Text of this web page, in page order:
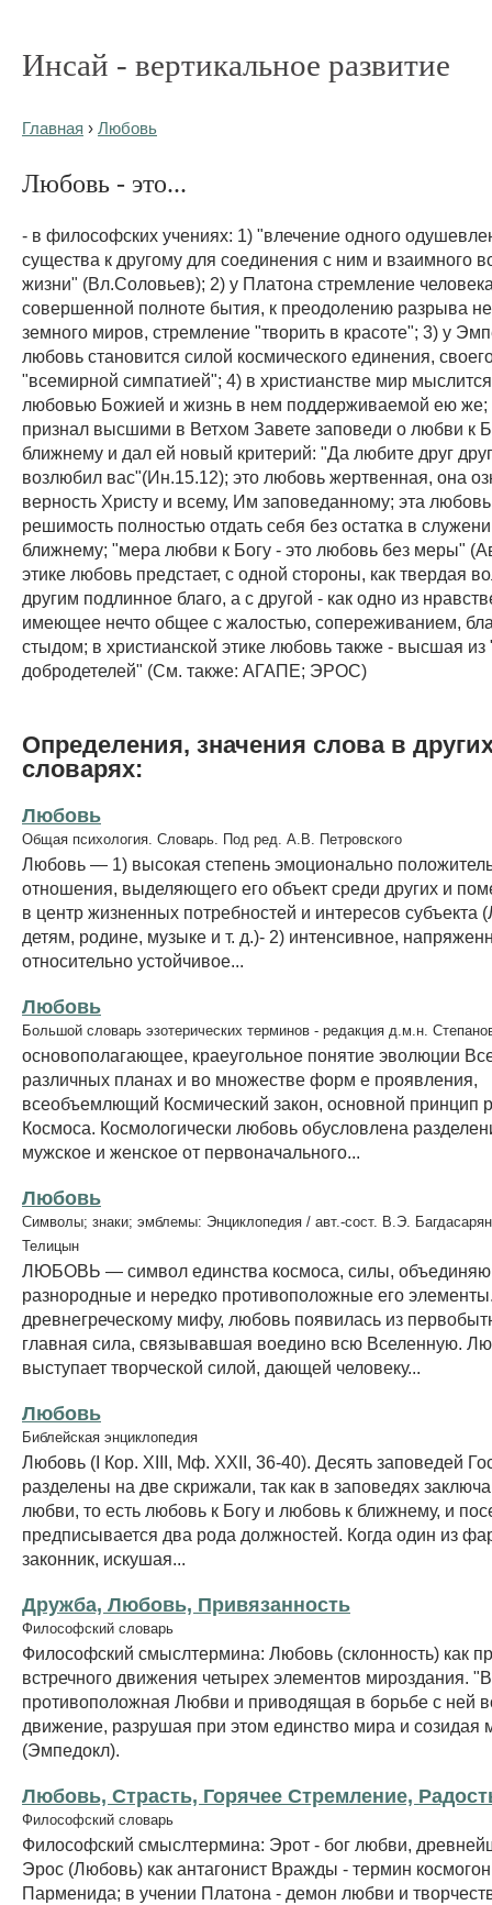
Инсай - вертикальное развитие
Главная › Любовь
Любовь - это...
- в философских учениях: 1) "влечение одного
существа к другому для соединения с ним и взаимного
жизни" (Вл.Соловьев); 2) у Платона стремление
совершенной полноте бытия, к преодолению разрыва
земного миров, стремление "творить в красоте"; 3) у
любовь становится силой космического единения,
"всемирной симпатией"; 4) в христианстве мир
любовью Божией и жизнь в нем поддерживаемой ею же;
признал высшими в Ветхом Завете заповеди о любви к
ближнему и дал ей новый критерий: "Да любите друг
возлюбил вас"(Ин.15.12); это любовь жертвенная, она
верность Христу и всему, Им заповеданному; эта любовь
решимость полностью отдать себя без остатка в
ближнему; "мера любви к Богу - это любовь без меры"
этике любовь предстает, с одной стороны, как твердая
другим подлинное благо, а с другой - как одно из
имеющее нечто общее с жалостью, сопереживанием,
стыдом; в христианской этике любовь также - высшая из
добродетелей" (См. также: АГАПЕ; ЭРОС)
Определения, значения слова в
словарях:
Любовь
Общая психология. Словарь. Под ред. А.В. Петровского
Любовь — 1) высокая степень эмоционально
отношения, выделяющего его объект среди других и
в центр жизненных потребностей и интересов субъекта
детям, родине, музыке и т. д.)- 2) интенсивное,
относительно устойчивое...
Любовь
Большой словарь эзотерических терминов - редакция д.м.н.
основополагающее, краеугольное понятие эволюции
различных планах и во множестве форм е проявления,
всеобъемлющий Космический закон, основной принцип
Космоса. Космологически любовь обусловлена
мужское и женское от первоначального...
Любовь
Символы; знаки; эмблемы: Энциклопедия / авт.-сост. В.Э.
Телицын
ЛЮБОВЬ — символ единства космоса, силы,
разнородные и нередко противоположные его
древнегреческому мифу, любовь появилась из
главная сила, связывавшая воедино всю Вселенную.
выступает творческой силой, дающей человеку...
Любовь
Библейская энциклопедия
Любовь (I Кор. XIII, Мф. XXII, 36-40). Десять заповедей
разделены на две скрижали, так как в заповедях
любви, то есть любовь к Богу и любовь к ближнему, и
предписывается два рода должностей. Когда один из
законник, искушая...
Дружба, Любовь, Привязанность
Философский словарь
Философский смыслтермина: Любовь (склонность) как
встречного движения четырех элементов мироздания.
противоположная Любви и приводящая в борьбе с ней
движение, разрушая при этом единство мира и созидая
(Эмпедокл).
Любовь, Страсть, Горячее Стремление,
Философский словарь
Философский смыслтермина: Эрот - бог любви,
Эрос (Любовь) как антагонист Вражды - термин
Парменида; в учении Платона - демон любви и